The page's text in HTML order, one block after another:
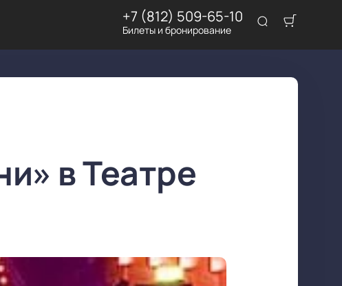
+7 (812) 509-65-10
Билеты и бронирование
в Театре